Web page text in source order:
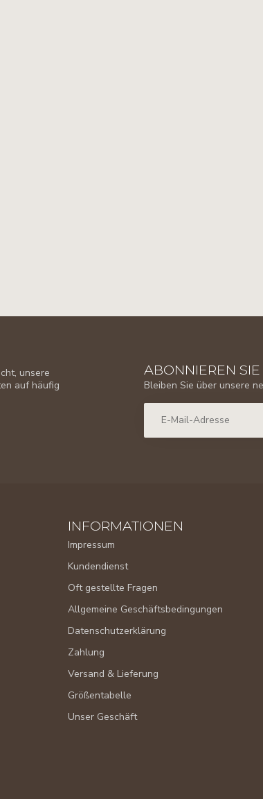
unsere
auf häufig
ABONNIEREN
Bleiben Sie über unsere
INFORMATIONEN
Impressum
Kundendienst
Oft gestellte Fragen
Allgemeine Geschäftsbedingungen
Datenschutzerklärung
Zahlung
Versand & Lieferung
Größentabelle
Unser Geschäft